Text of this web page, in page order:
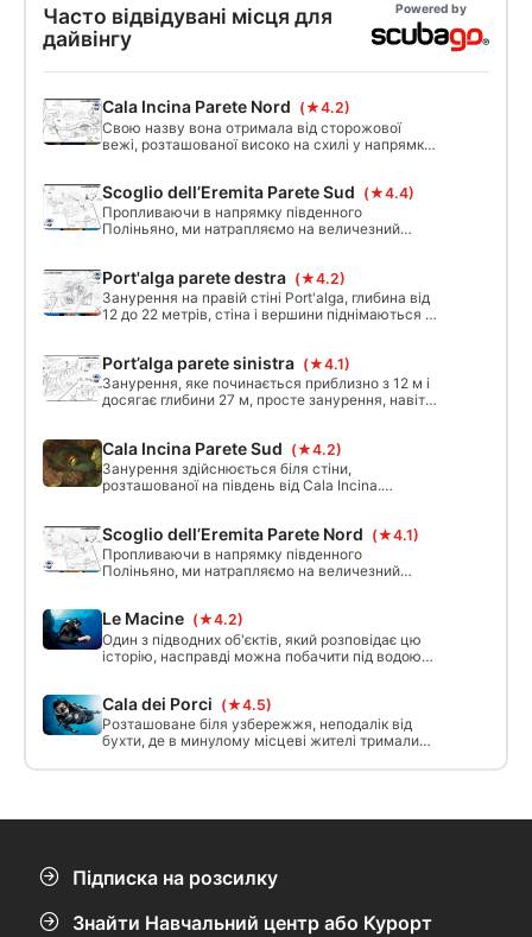
підводного плавання, і цей курс - це місце,
де все починається. Почніть вже сьогодні!
Часто відвідувані місця для
дайвінгу
Powered by
Cala Incina Parete Nord (★4.2)
Свою назву вона отримала від сторожової
вежі, розташованої високо на схилі у напрямку
материка на кілька кілометрів.
Scoglio dell’Eremita Parete Sud (★4.4)
Пропливаючи в напрямку південного
Поліньяно, ми натрапляємо на величезний
від берега він різко здіймається над морем.
Обриси цього занурення відбуваються на боці,
вкритому мілинами.
Port'alga parete destra (★4.2)
Занурення на правій стіні Port'alga, глибина від
12 до 22 метрів, стіна і вершини піднімаються з
занурення навіть вночі.
Port’alga parete sinistra (★4.1)
Занурення, яке починається приблизно з 12 м і
досягає глибини 27 м, просте занурення, навіть
занурення може підійти для всіх дайверів.
Cala Incina Parete Sud (★4.2)
Занурення здійснюється біля стіни,
розташованої на південь від Cala Incina.
Scoglio dell’Eremita Parete Nord (★4.1)
Пропливаючи в напрямку південного
Поліньяно, ми натрапляємо на величезний
від узбережжя, він різко піднімається над
морем. Профіль цього занурення проходить в
тіні острівця, вздовж його стіни на північ.
Le Macine (★4.2)
Один з підводних об'єктів, який розповідає цю
історію, насправді можна побачити під водою
відправлялися до святої землі. Майже ідеально
кругла форма з отвором у центрі нагадує форму
жорен, що використовувалися в кам'яних
млинах
Cala dei Porci (★4.5)
Розташоване біля узбережжя, неподалік від
бухти, де в минулому місцеві жителі тримали
здається, повторює береговий профіль
Підписка на розсилку
Знайти Навчальний центр або Курорт